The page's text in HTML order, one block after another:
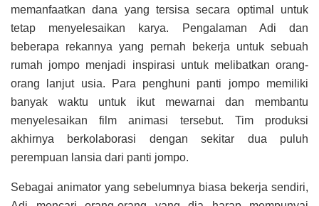
memanfaatkan dana yang tersisa secara optimal untuk
tetap menyelesaikan karya. Pengalaman Adi dan
beberapa rekannya yang pernah bekerja untuk sebuah
rumah jompo menjadi inspirasi untuk melibatkan orang-
orang lanjut usia. Para penghuni panti jompo memiliki
banyak waktu untuk ikut mewarnai dan membantu
menyelesaikan film animasi tersebut. Tim produksi
akhirnya berkolaborasi dengan sekitar dua puluh
perempuan lansia dari panti jompo.
Sebagai animator yang sebelumnya biasa bekerja sendiri,